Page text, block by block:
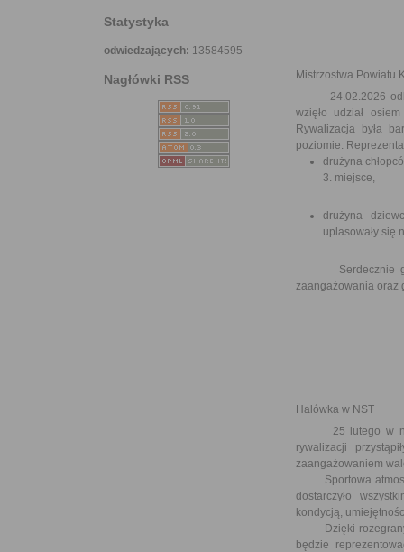
Statystyka
odwiedzających: 13584595
Nagłówki RSS
Mistrzostwa Powiatu
24.02.2026
wzięło udział
Rywalizacja była
poziomie.
drużyna
3. miejsce,
drużyna
uplasowały się
Serdecznie
zaangażowania oraz
Halówka w NST
25 lutego w
rywalizacji
zaangażowaniem
Sportowa
dostarczyło
kondycją,
Dzięki rozegranym
będzie